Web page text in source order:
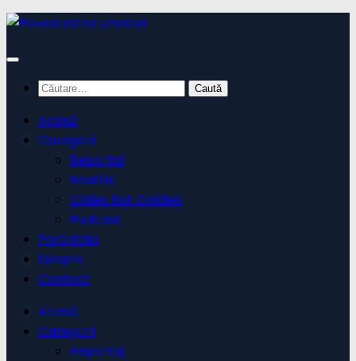
Skip
content
Caută
Acasă
Categorii
Reportaj
Noutăți
Oldies but Goldies
Podcast
Portofoliu
Despre
Contact
Acasă
Categorii
Reportaj